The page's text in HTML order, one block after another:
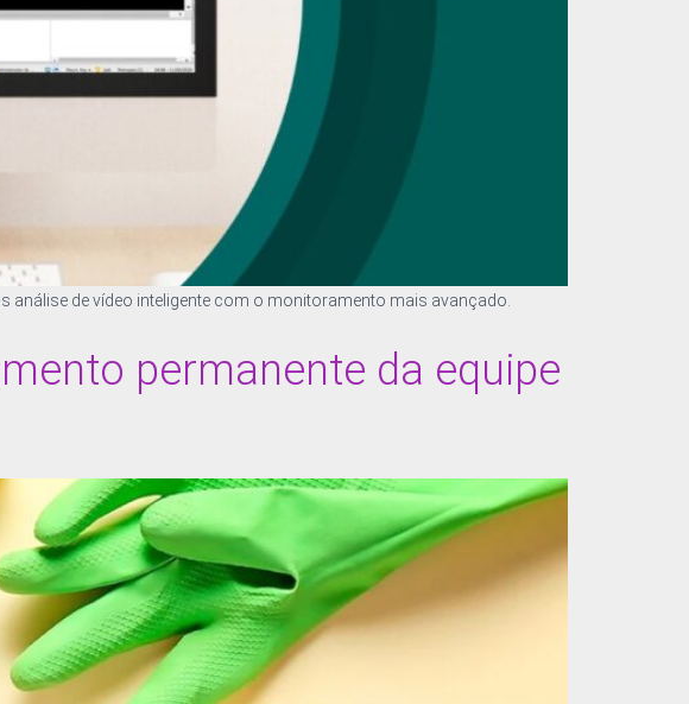
de vídeo inteligente com o monitoramento mais avançado.
permanente da equipe